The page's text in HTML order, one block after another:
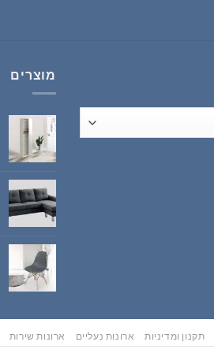
מוצרים
תקנון ומדיניות ארונות נעליים ארונות שירות